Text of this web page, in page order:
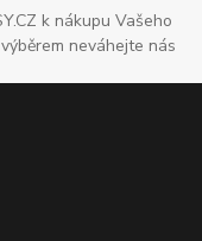
k nákupu Vašeho
neváhejte nás